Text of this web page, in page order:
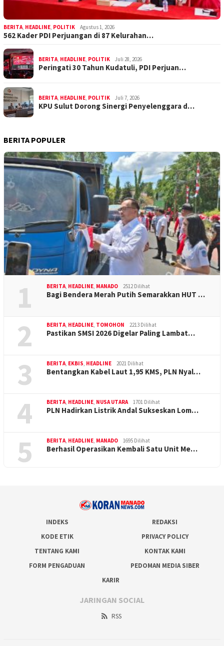
BERITA, HEADLINE, POLITIK Agustus 1, 2026
562 Kader PDI Perjuangan di 87 Kelurahan…
BERITA, HEADLINE, POLITIK Juli 28, 2026
Peringati 30 Tahun Kudatuli, PDI Perjuan…
BERITA, HEADLINE, POLITIK Juli 7, 2026
KPU Sulut Dorong Sinergi Penyelenggara d…
BERITA POPULER
1 BERITA, HEADLINE, MANADO 2512 Dilihat
Bagi Bendera Merah Putih Semarakkan HUT …
2 BERITA, HEADLINE, TOMOHON 2213 Dilihat
Pastikan SMSI 2026 Digelar Paling Lambat…
3 BERITA, EKBIS, HEADLINE 2021 Dilihat
Bentangkan Kabel Laut 1,95 KMS, PLN Nyal…
4 BERITA, HEADLINE, NUSA UTARA 1701 Dilihat
PLN Hadirkan Listrik Andal Sukseskan Lom…
5 BERITA, HEADLINE, MANADO 1695 Dilihat
Berhasil Operasikan Kembali Satu Unit Me…
INDEKS
REDAKSI
KODE ETIK
PRIVACY POLICY
TENTANG KAMI
KONTAK KAMI
FORM PENGADUAN
PEDOMAN MEDIA SIBER
KARIR
JARINGAN SOCIAL
RSS